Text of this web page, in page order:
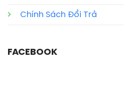
Chính Sách Đổi Trả
FACEBOOK